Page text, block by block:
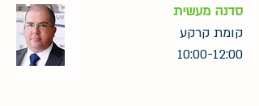
סדנה מעשית
קומת קרקע
10:00-12:00